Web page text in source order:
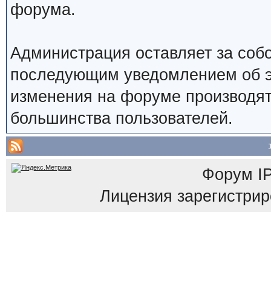
форума.
Администрация оставляет за
последующим уведомлением об
изменения на форуме
большинства пользователей.
Форум
Лицензия